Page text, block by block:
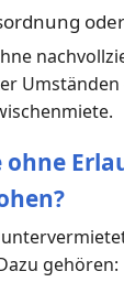
Umständen
gehören: